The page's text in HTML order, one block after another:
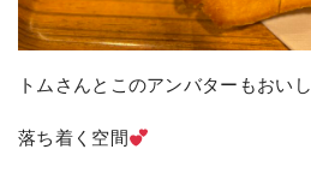
トムさんとこのアンバターもおいし
落ち着く空間